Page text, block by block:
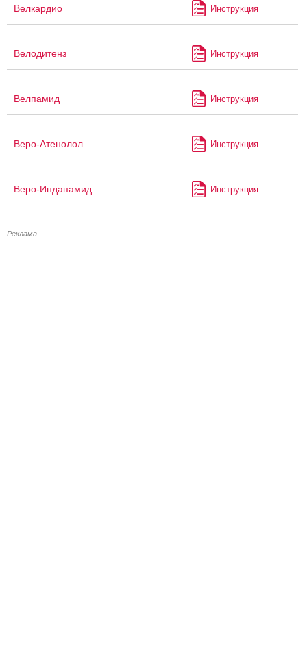
Велкардио Инструкция
Велодитенз Инструкция
Велпамид Инструкция
Веро-Атенолол Инструкция
Веро-Индапамид Инструкция
Реклама